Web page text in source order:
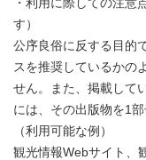
・利用に際しての注意
す）
公序良俗に反する目的
スを推奨しているかの
せん。また、掲載して
には、その出版物を1
（利用可能な例）
観光情報Webサイト、